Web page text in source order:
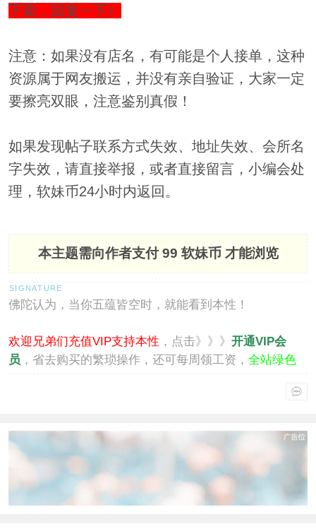
下面，回复一下）
注意：如果没有店名，有可能是个人接单，这种
资源属于网友搬运，并没有亲自验证，大家一定
要擦亮双眼，注意鉴别真假！
如果发现帖子联系方式失效、地址失效、会所名
字失效，请直接举报，或者直接留言，小编会处
理，软妹币24小时内返回。
本主题需向作者支付99 软妹币 才能浏览
佛陀认为，当你五蕴皆空时，就能看到本性！
欢迎兄弟们充值VIP支持本性 ，点击》》》 开通VIP会
员 ，省去购买的繁琐操作，还可每周领工资， 全站绿色